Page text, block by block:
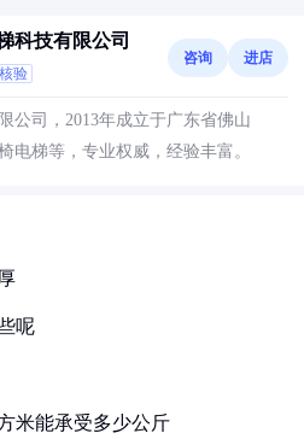
科技有限公司
验
咨询 进店
公司，2013年成立于广东省佛山
电梯等，专业权威，经验丰富。
呢
米能承受多少公斤